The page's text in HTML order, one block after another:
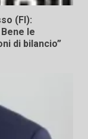
(FI):
le
di bilancio”